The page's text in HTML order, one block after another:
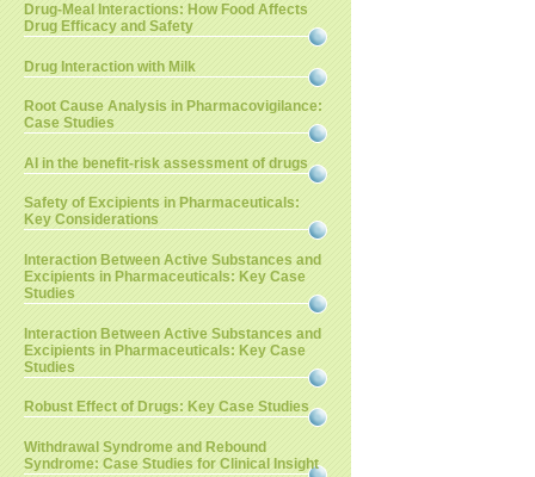
Drug-Meal Interactions: How Food Affects
Drug Efficacy and Safety
Drug Interaction with Milk
Root Cause Analysis in Pharmacovigilance:
Case Studies
AI in the benefit-risk assessment of drugs
Safety of Excipients in Pharmaceuticals:
Key Considerations
Interaction Between Active Substances and
Excipients in Pharmaceuticals: Key Case
Studies
Interaction Between Active Substances and
Excipients in Pharmaceuticals: Key Case
Studies
Robust Effect of Drugs: Key Case Studies
Withdrawal Syndrome and Rebound
Syndrome: Case Studies for Clinical Insight